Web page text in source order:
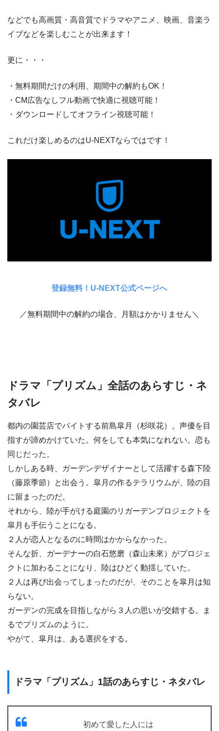
などでも高画質・高音質でドラマやアニメ、映画、音楽ラ
イブなどを楽しむことが出来ます！
更に・・・
・無料期間だけの利用、期間中の解約もOK！
・CM広告なしフル動画で快適に視聴可能！
・ダウンロードしてオフライン視聴可能！
これだけ楽しめるのはU-NEXTならではです！
登録無料！U-NEXT公式ページへ
／無料期間中の解約の場合、月額はかかりません＼
ドラマ「プリズム」全話のあらすじ・ネ
タバレ
都内の園芸店でバイトする前島皐月（杉咲花）。声優を目
指すが諦めかけていた。何をしても本気になれない。恋も
同じだった。
しかしある時、ガーデンデザイナーとして活躍する森下陸
（藤原季節）と出会う。皐月の作るテラリウムが、陸の目
に留まったのだ。
それから、陸が手がける庭園のリガーデンプロジェクトを
皐月も手伝うことになる。
２人が恋人となるのに時間はかからなかった。
そんな折、ガーデナーの白石悠磨（森山未來）がプロジェ
クトに加わることになり、陸はひどく動揺していた。
２人は再び出会ってしまったのだが、そのことを皐月は知
らない。
ガーデンの完成を目指しながら３人の思いが交錯する。ま
るでプリズムのように。
やがて、皐月は、ある選択をする。
ドラマ「プリズム」1話のあらすじ・ネタバレ
初めて愛した人には